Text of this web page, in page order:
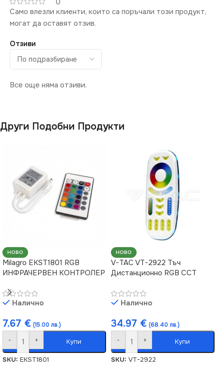
0
Отзиви
Все още няма отзиви.
Само влезли клиенти, които са поръчали този продукт,
могат да оставят отзив.
Други Подобни Продукти
НОВО
Milagro EKST1801 RGB
ИНФРАЧЕРВЕН КОНТРОЛЕР
Налично
7.67 € (15.00 лв.)
- + Купи
SKU: EKST1801
НОВО
V-TAC VT-2922 Тъч
Дистанционно RGB CCT
Налично
34.97 € (68.40 лв.)
- + Купи
SKU: VT-2922